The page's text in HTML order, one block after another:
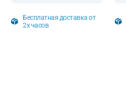
Бесплатная доставка от
2х часов